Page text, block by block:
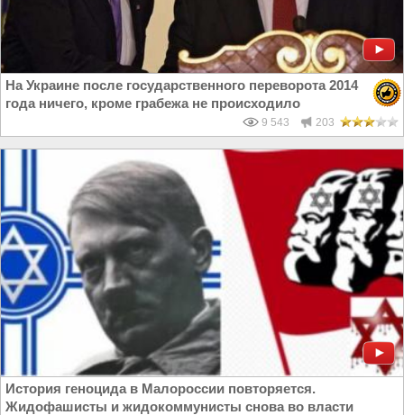
На Украине после государственного переворота 2014
года ничего, кроме грабежа не происходило
9 543 203
История геноцида в Малороссии повторяется.
Жидофашисты и жидокоммунисты снова во власти